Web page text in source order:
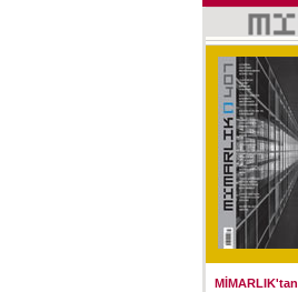
MİMARLIK'tan